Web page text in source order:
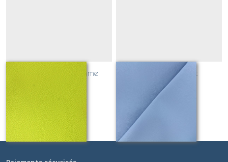
simili cuir vert pomme
Sur demande
simili cuir bleuet
Sur demande